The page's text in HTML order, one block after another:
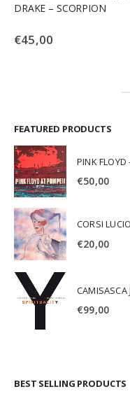
DRAKE – SCORPION
€45,00
FEATURED PRODUCTS
PINK FLOYD
€50,00
CORSI
€20,00
CAMISASCA
€99,00
BEST SELLING PRODUCTS